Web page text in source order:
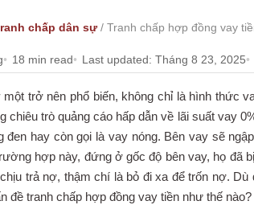
chấp dân sự/ Tranh chấp hợp đồng vay
18 min read Last updated: Tháng 8 23, 2025
một trở nên phổ biến, không chỉ là hình thức
chiêu trò quảng cáo hấp dẫn về lãi suất vay
đen hay còn gọi là vay nóng. Bên vay sẽ
hợp này, đứng ở gốc độ bên vay, họ đã
trả nợ, thậm chí là bỏ đi xa để trốn nợ.
đề tranh chấp hợp đồng vay tiền như thế